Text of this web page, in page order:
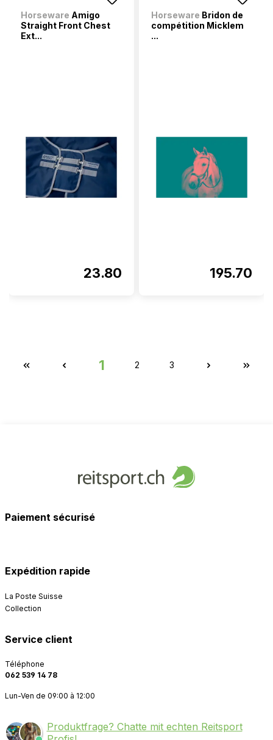
Horseware Amigo
Straight Front Chest
Ext...
23.80
Horseware Bridon de
compétition Micklem
...
195.70
1 2 3
Paiement sécurisé
Expédition rapide
La Poste Suisse
Collection
Service client
Téléphone
062 539 14 78
Lun-Ven de 09:00 à 12:00
Produktfrage? Chatte mit echten Reitsport